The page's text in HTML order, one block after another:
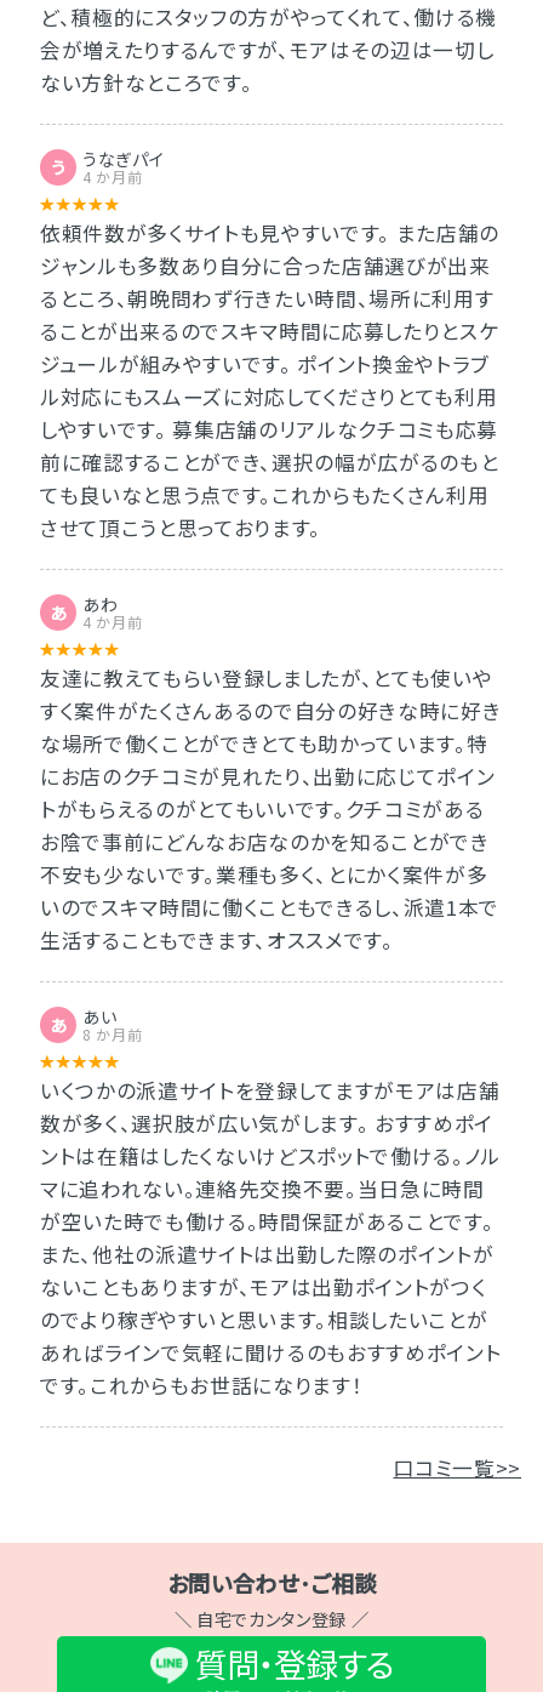
ど、積極的にスタッフの方がやってくれて、働ける機
会が増えたりするんですが、モアはその辺は一切し
ない方針なところです。
う うなぎパイ
4 か月前
依頼件数が多くサイトも見やすいです。 また店舗の
ジャンルも多数あり自分に合った店舗選びが出来
るところ、朝晩問わず行きたい時間、場所に利用す
ることが出来るのでスキマ時間に応募したりとスケ
ジュールが組みやすいです。 ポイント換金やトラブ
ル対応にもスムーズに対応してくださりとても利用
しやすいです。 募集店舗のリアルなクチコミも応募
前に確認することができ、選択の幅が広がるのもと
ても良いなと思う点です。これからもたくさん利用
させて頂こうと思っております。
あ あわ
4 か月前
友達に教えてもらい登録しましたが、とても使いや
すく案件がたくさんあるので自分の好きな時に好き
な場所で働くことができとても助かっています。特
にお店のクチコミが見れたり、出勤に応じてポイン
トがもらえるのがとてもいいです。クチコミがある
お陰で事前にどんなお店なのかを知ることができ
不安も少ないです。業種も多く、とにかく案件が多
いのでスキマ時間に働くこともできるし、派遣1本で
生活することもできます、オススメです。
あ あい
8 か月前
いくつかの派遣サイトを登録してますがモアは店舗
数が多く、選択肢が広い気がします。 おすすめポイ
ントは在籍はしたくないけどスポットで働ける。ノル
マに追われない。連絡先交換不要。当日急に時間
が空いた時でも働ける。時間保証があることです。
また、他社の派遣サイトは出勤した際のポイントが
ないこともありますが、モアは出勤ポイントがつく
のでより稼ぎやすいと思います。相談したいことが
あればラインで気軽に聞けるのもおすすめポイント
です。これからもお世話になります！
口コミ一覧>>
お問い合わせ･ご相談
＼ 自宅でカンタン登録 ／
質問・登録する